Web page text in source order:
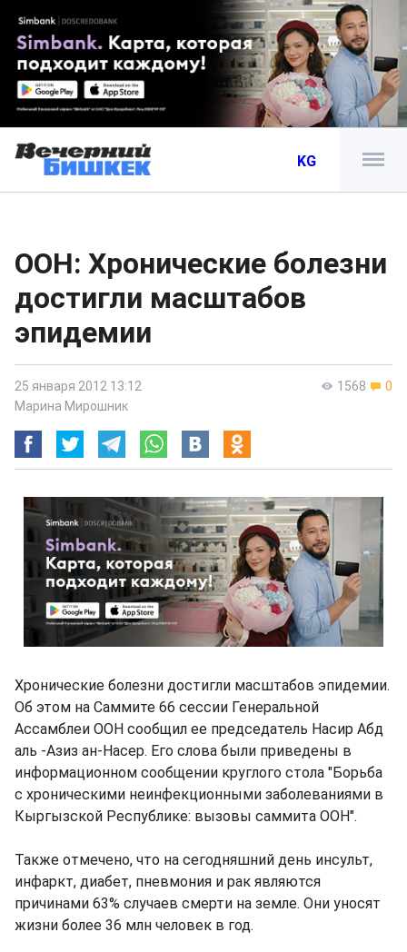
KG
ООН: Хронические болезни
достигли масштабов
эпидемии
1568 0
25 января 2012 13:12
Марина Мирошник
Хронические болезни достигли масштабов эпидемии.
Об этом на Саммите 66 сессии Генеральной
Ассамблеи ООН сообщил ее председатель Насир Абд
аль -Азиз ан-Насер. Его слова были приведены в
информационном сообщении круглого стола "Борьба
с хроническими неинфекционными заболеваниями в
Кыргызской Республике: вызовы саммита ООН".
Также отмечено, что на сегодняшний день инсульт,
инфаркт, диабет, пневмония и рак являются
причинами 63% случаев смерти на земле. Они уносят
жизни более 36 млн человек в год.